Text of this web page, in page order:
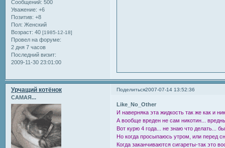
Сообщений: 500
Уважение: +6
Позитив: +8
Пол: Женский
Возраст: 40 [1985-12-18]
Провел на форуме:
2 дня 7 часов
Последний визит:
2009-11-30 23:01:00
Поделиться2007-07-14 13:52:36
Урчащий котёнок
САМАЯ...
Like_No_Other
И наверняка эта жидкость так же как и
А вообще вреден не сам никотин...
Вот курю 4 года... не знаю что делать...
Но когда просыпаюсь утром, или перед
Когда заканчиваются сигареты-так это